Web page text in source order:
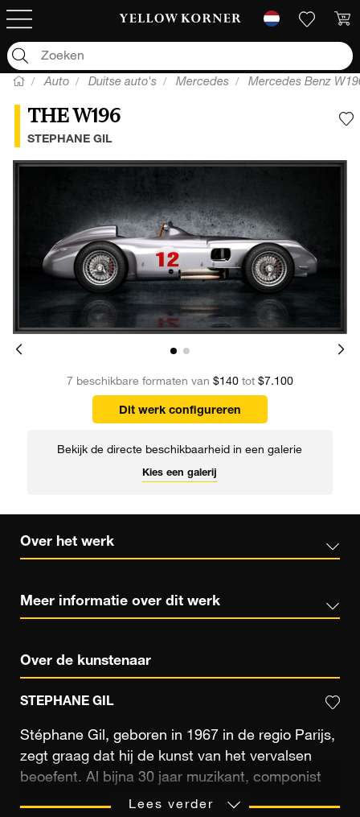
Auto Duitse auto's Mercedes Mercedes Benz
THE W196
STEPHANE GIL
7 beschikbare formaten van $140 tot $7.100
Dit werk configureren
Bekijk de directe beschikbaarheid in een galerie
Kies een galerij
Over het werk
Meer informatie over dit werk
Over de kunstenaar
STEPHANE GIL
Stéphane Gil, geboren in 1967 in de regio Parijs,
zegt graag dat hij de kunst van het vervalsen
beoefent. Al bijna 30 jaar muzikant, componist
en geluidstechnicus, besloot hij op 50-jarige
Lees verder